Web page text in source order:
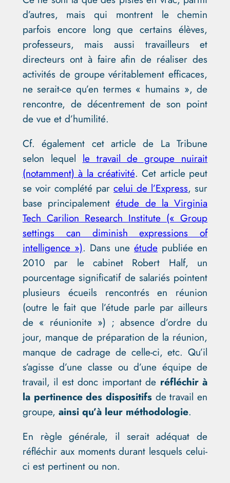
d’autres, mais qui montrent le chemin
parfois encore long que certains élèves,
professeurs, mais aussi travailleurs et
directeurs ont à faire afin de réaliser des
activités de groupe véritablement efficaces,
ne serait-ce qu’en termes « humains », de
rencontre, de décentrement de son point
de vue et d’humilité.
Cf. également cet article de La Tribune
selon lequel le travail de groupe nuirait
(notamment) à la créativité. Cet article peut
se voir complété parcelui de l’Express, sur
base principalementétude de la Virginia
Tech Carilion Research Institute (« Group
settings can diminish expressions of
intelligence »). Dans uneétude publiée en
2010 par le cabinet Robert Half, un
pourcentage significatif de salariés pointent
plusieurs écueils rencontrés en réunion
(outre le fait que l’étude parle par ailleurs
de « réunionite ») ; absence d’ordre du
jour, manque de préparation de la réunion,
manque de cadrage de celle-ci, etc. Qu’il
s’agisse d’une classe ou d’une équipe de
travail, il est donc important de réfléchir à
la pertinence des dispositifs de travail en
groupe, ainsi qu’à leur méthodologie.
En règle générale, il serait adéquat de
réfléchir aux moments durant lesquels celui-
ci est pertinent ou non.